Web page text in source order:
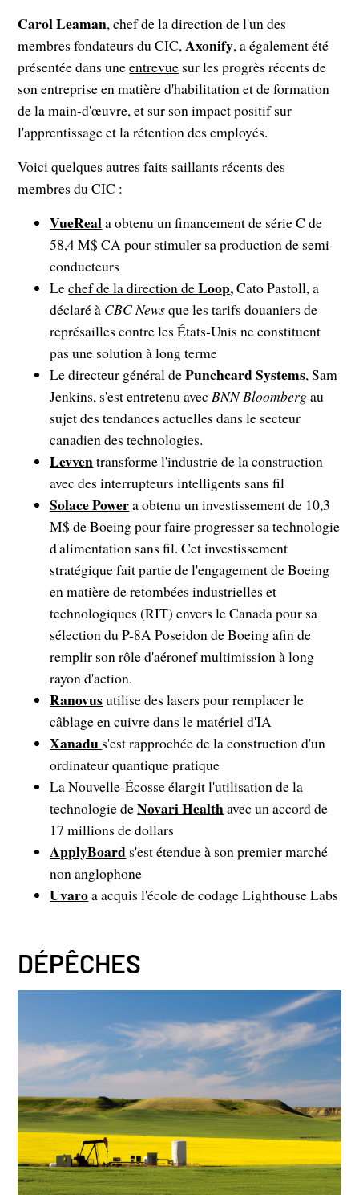
Carol Leaman, chef de la direction de l'un des
membres fondateurs du CIC,Axonify, a également été
présentée dans uneentrevue sur les progrès récents de
son entreprise en matière d'habilitation et de formation
de la main-d'œuvre, et sur son impact positif sur
l'apprentissage et la rétention des employés.
Voici quelques autres faits saillants récents des
membres du CIC :
VueReala obtenu un financement de série C de
58,4 M$ CA pour stimuler sa production de semi-
conducteurs
Lechef de la direction deLoop,Cato Pastoll, a
déclaré à CBC Newsque les tarifs douaniers de
représailles contre les États-Unis ne constituent
pas une solution à long terme
Ledirecteur général dePunchcard Systems, Sam
Jenkins, s'est entretenu avecBNN Bloombergau
sujet des tendances actuelles dans le secteur
canadien des technologies.
Levventransforme l'industrie de la construction
avec des interrupteurs intelligents sans fil
Solace Powera obtenu un investissement de 10,3
M$ de Boeing pour faire progresser sa technologie
d'alimentation sans fil. Cet investissement
stratégique fait partie de l'engagement de Boeing
en matière de retombées industrielles et
technologiques (RIT) envers le Canada pour sa
sélection du P-8A Poseidon de Boeing afin de
remplir son rôle d'aéronef multimission à long
rayon d'action.
Ranovusutilise des lasers pour remplacer le
câblage en cuivre dans le matériel d'IA
Xanadu s'est rapprochée de la construction d'un
ordinateur quantique pratique
La Nouvelle-Écosse élargit l'utilisation de la
technologie deNovari Healthavec un accord de
17 millions de dollars
ApplyBoard s'est étendue à son premier marché
non anglophone
Uvaroa acquis l'école de codage Lighthouse Labs
DÉPÊCHES